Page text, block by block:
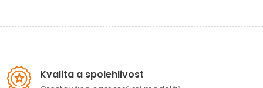
Kvalita a spolehlivost